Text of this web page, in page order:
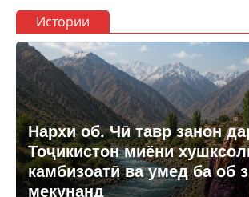
Истории
Нархи об. Чӣ тавр занон
Тоҷикистон миёни
камбизоатӣ ва умед ба об
мекунанд